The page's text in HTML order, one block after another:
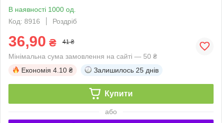
В наявності 1000 од.
Код: 8916
Роздріб
36,90 ₴ 41 ₴
Мінімальна сума замовлення на сайті — 50 ₴
Економія 4.10 ₴ Залишилось 25 днів
Купити
або